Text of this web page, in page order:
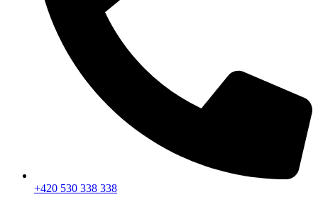
+420 530 338 338